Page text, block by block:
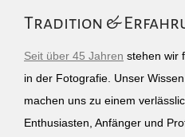
Tradition &
Seit über 45 Jahren stehen wir
in der Fotografie. Unser
machen uns zu einem
Enthusiasten, Anfänger und